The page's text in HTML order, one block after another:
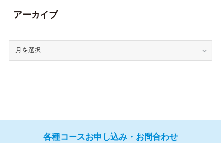
アーカイブ
各種コースお申し込み・お問合わせ